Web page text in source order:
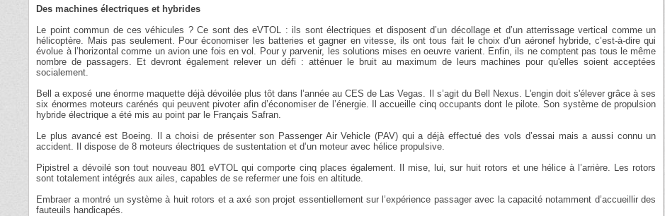
Des machines électriques et hybrides
Le point commun de ces véhicules ? Ce sont des eVTOL : ils sont électriques et disposent d’un décollage et d’un atterrissage vertical comme un
hélicoptère. Mais pas seulement. Pour économiser les batteries et gagner en vitesse, ils ont tous fait le choix d’un aéronef hybride, c’est-à-dire qui
évolue à l’horizontal comme un avion une fois en vol. Pour y parvenir, les solutions mises en oeuvre varient. Enfin, ils ne comptent pas tous le même
nombre de passagers. Et devront également relever un défi : atténuer le bruit au maximum de leurs machines pour qu'elles soient acceptées
socialement.
Bell a exposé une énorme maquette déjà dévoilée plus tôt dans l’année au CES de Las Vegas. Il s’agit du Bell Nexus. L'engin doit s'élever grâce à ses
six énormes moteurs carénés qui peuvent pivoter afin d’économiser de l’énergie. Il accueille cinq occupants dont le pilote. Son système de propulsion
hybride électrique a été mis au point par le Français Safran.
Le plus avancé est Boeing. Il a choisi de présenter son Passenger Air Vehicle (PAV) qui a déjà effectué des vols d’essai mais a aussi connu un
accident. Il dispose de 8 moteurs électriques de sustentation et d’un moteur avec hélice propulsive.
Pipistrel a dévoilé son tout nouveau 801 eVTOL qui comporte cinq places également. Il mise, lui, sur huit rotors et une hélice à l’arrière. Les rotors
sont totalement intégrés aux ailes, capables de se refermer une fois en altitude.
Embraer a montré un système à huit rotors et a axé son projet essentiellement sur l’expérience passager avec la capacité notamment d’accueillir des
fauteuils handicapés.